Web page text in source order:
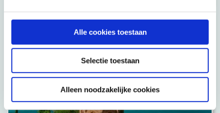
Alle cookies toestaan
Selectie toestaan
Alleen noodzakelijke cookies